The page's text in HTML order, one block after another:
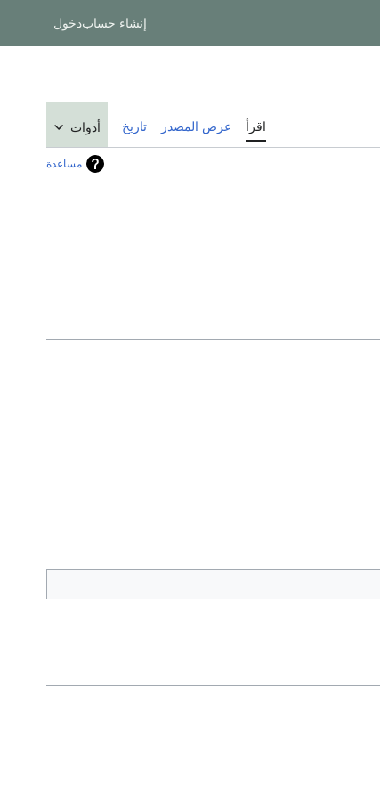
إنشاء حسابدخول
اقرأ عرض المصدر تاريخ أدوات
مساعدة